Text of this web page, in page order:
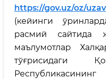
https://gov.uz/oz/
(кейинги
расмий сайтида
маълумотлар
тўғрисидаги